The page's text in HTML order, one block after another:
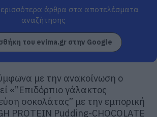
άρθρα στα αποτελέσματα
αναζήτησης
του evima.gr στην Google
με την ανακοίνωση ο
«”Eπιδόρπιο γάλακτος
σοκολάτας” με την εμπορική
PROTEIN Pudding-CHOCOLATE